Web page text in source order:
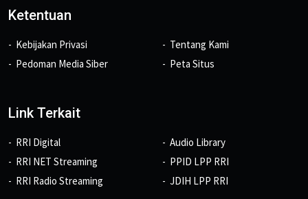
Ketentuan
Kebijakan Privasi
Pedoman Media Siber
Tentang Kami
Peta Situs
Link Terkait
RRI Digital
RRI NET Streaming
RRI Radio Streaming
Audio Library
PPID LPP RRI
JDIH LPP RRI